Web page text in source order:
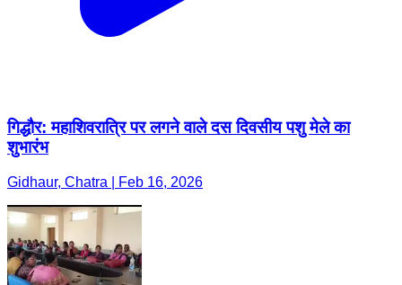
गिद्धौर: महाशिवरात्रि पर लगने वाले दस दिवसीय पशु मेले का
शुभारंभ
Gidhaur, Chatra | Feb 16, 2026